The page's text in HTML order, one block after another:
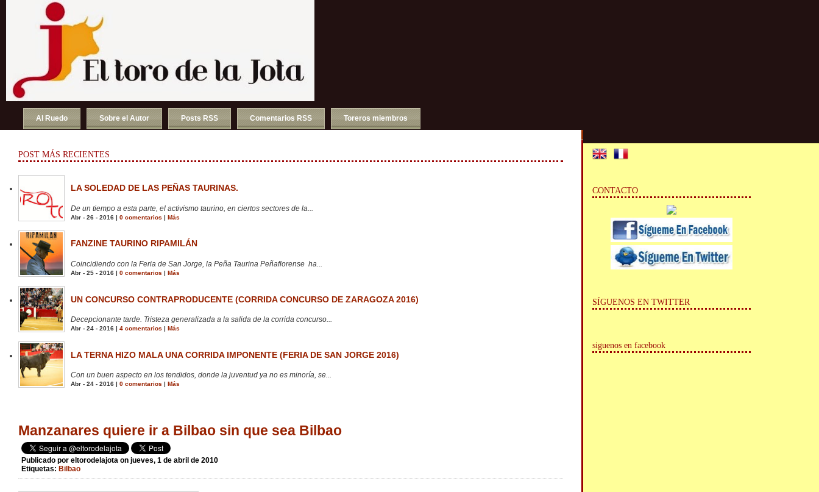
Al Ruedo Sobre el Autor Posts RSS Comentarios RSS Toreros miembros
POST MÁS RECIENTES
LA SOLEDAD DE LAS PEÑAS TAURINAS.
De un tiempo a esta parte, el activismo taurino, en ciertos sectores de la...
Abr - 26 - 2016 | 0 comentarios | Más
FANZINE TAURINO RIPAMILÁN
Coincidiendo con la Feria de San Jorge, la Peña Taurina Peñaflorense ha...
Abr - 25 - 2016 | 0 comentarios | Más
UN CONCURSO CONTRAPRODUCENTE (CORRIDA CONCURSO DE ZARAGOZA 2016)
Decepcionante tarde. Tristeza generalizada a la salida de la corrida concurso...
Abr - 24 - 2016 | 4 comentarios | Más
LA TERNA HIZO MALA UNA CORRIDA IMPONENTE (FERIA DE SAN JORGE 2016)
Con un buen aspecto en los tendidos, donde la juventud ya no es minoría, se...
Abr - 24 - 2016 | 0 comentarios Más
Manzanares quiere ir a Bilbao sin que sea Bilbao
Publicado por eltorodelajota on jueves, 1 de abril de 2010
Etiquetas: Bilbao
CONTACTO
SÍGUENOS EN TWITTER
siguenos en facebook